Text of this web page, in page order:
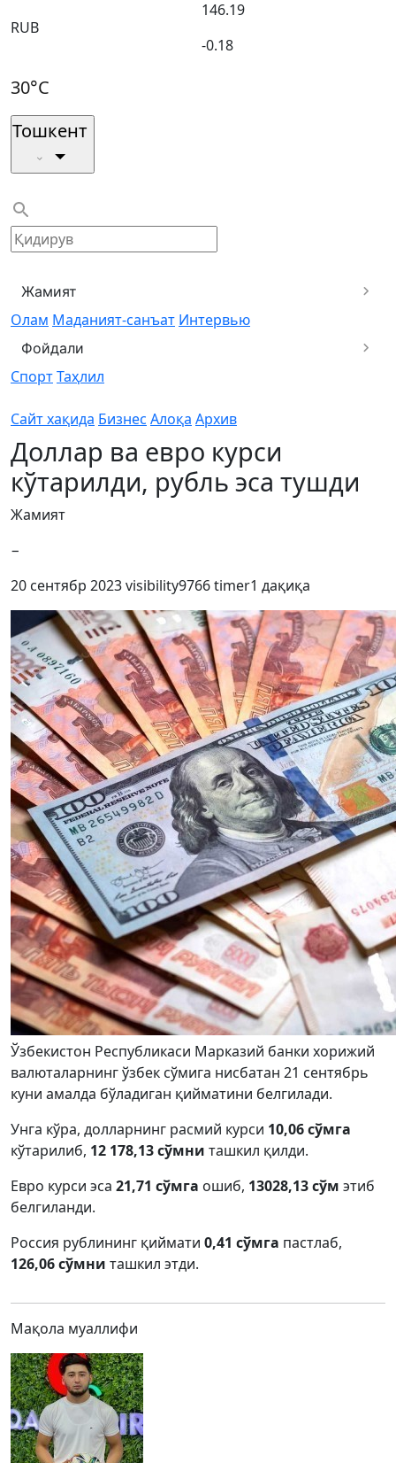
RUB
146.19
-0.18
30°C
Тошкент
Жамият
Олам Маданият-санъат Интервью
Фойдали
СпортТаҳлил
Сайт хақида Бизнес Алоқа Архив
Доллар ва евро курси
кўтарилди, рубль эса тушди
Жамият
−
20 сентябр 2023visibility9766timer1 дақиқа
Ўзбекистон Республикаси Марказий банки хорижий
валюталарнинг ўзбек сўмига нисбатан 21 сентябрь
куни амалда бўладиган қийматини белгилади.
Унга кўра, долларнинг расмий курси 10,06 сўмга
кўтарилиб, 12 178,13 сўмни ташкил қилди.
Евро курси эса 21,71 сўмга ошиб, 13028,13 сўм этиб
белгиланди.
Россия рублининг қиймати 0,41 сўмга пастлаб,
126,06 сўмни ташкил этди.
Мақола муаллифи